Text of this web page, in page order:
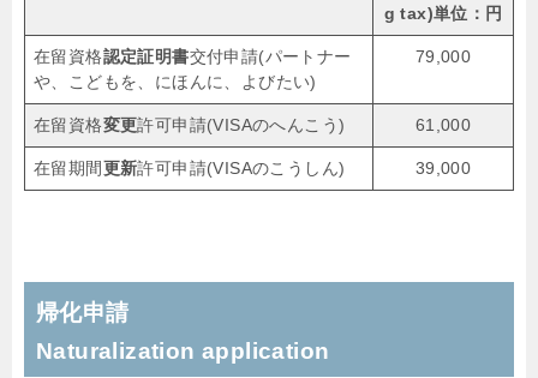
g tax)単位：円
在留資格認定証明書交付申請(パートナー
や、こどもを、にほんに、よびたい)
79,000
在留資格変更許可申請(VISAのへんこう) 61,000
在留期間更新許可申請(VISAのこうしん) 39,000
帰化申請
Naturalization application